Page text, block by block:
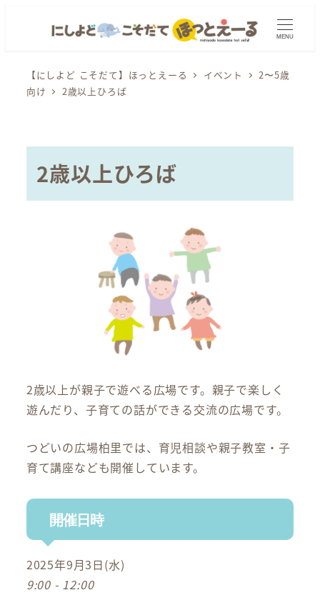
MENU
【にしよど こそだて】ほっとえーる イベント
2〜5歳
向け
2歳以上ひろば
2歳以上ひろば
2歳以上が親子で遊べる広場です。親子で楽しく
遊んだり、子育ての話ができる交流の広場です。
つどいの広場柏里では、育児相談や親子教室・子
育て講座なども開催しています。
開催日時
2025年9月3日(水)
9:00 - 12:00